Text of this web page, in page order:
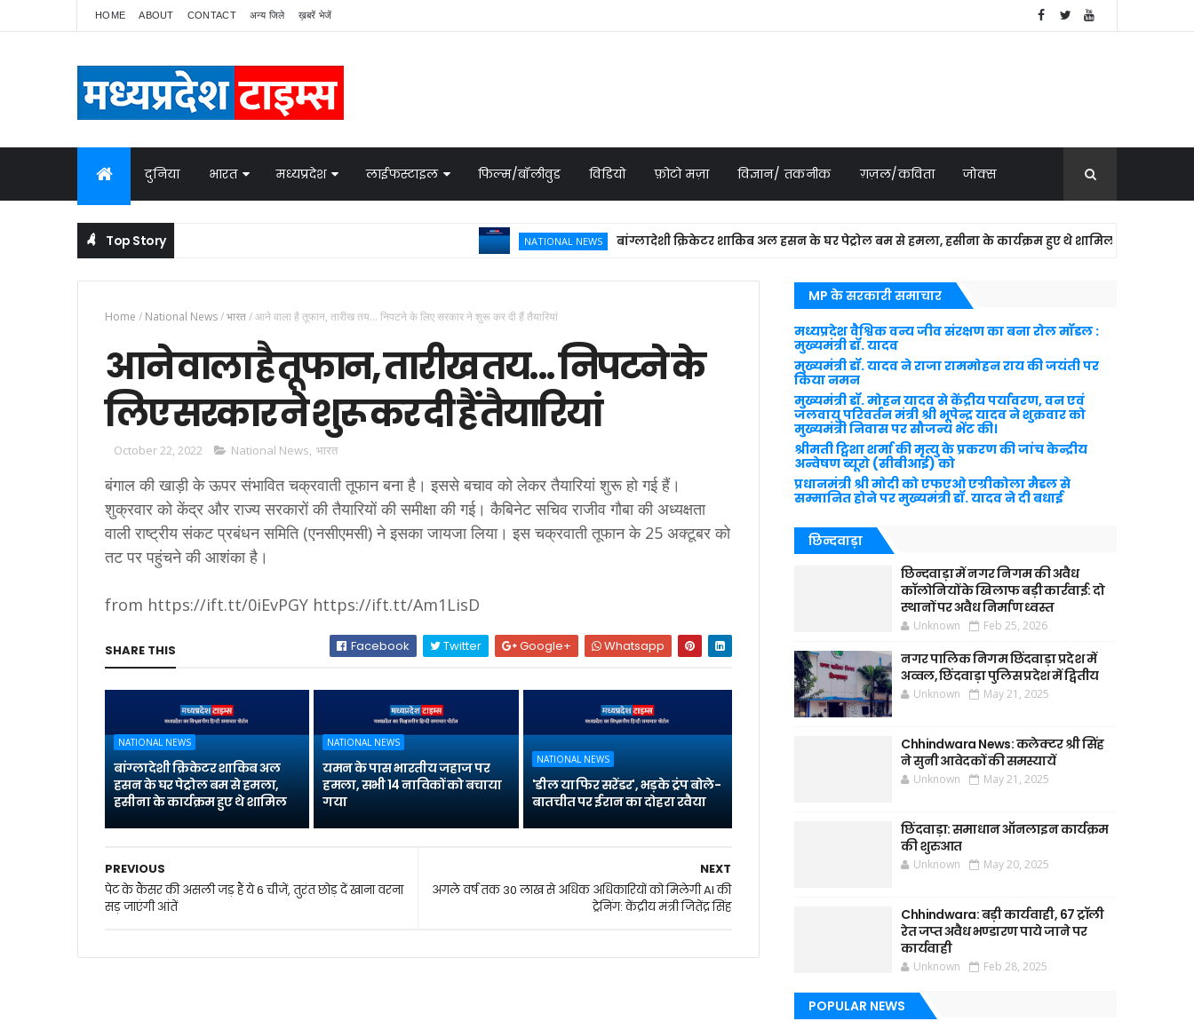
HOME ABOUT CONTACT अन्य जिले ख़बरें भेजें
दुनिया भारत मध्यप्रदेश लाईफस्टाइल फिल्म/बॉलीवुड विडियो फ़ोटो मज़ा विज्ञान/ तकनीक ग़ज़ल/कविता जोक्स
Top Story NATIONAL NEWS बांग्लादेशी क्रिकेटर शाकिब अल हसन के घर पेट्रोल बम से हमला, हसीना के कार्यक्रम हुए थे शामिल
Home / National News/भारत/आने वाला है तूफान, तारीख तय... निपटने के लिए सरकार ने शुरू कर दी हैं तैयारियां
आने वाला है तूफान, तारीख तय... निपटने के
लिए सरकार ने शुरू कर दी हैं तैयारियां
October 22, 2022 National News, भारत
बंगाल की खाड़ी के ऊपर संभावित चक्रवाती तूफान बना है। इससे बचाव को लेकर तैयारियां शुरू हो गई हैं।
शुक्रवार को केंद्र और राज्य सरकारों की तैयारियों की समीक्षा की गई। कैबिनेट सचिव राजीव गौबा की अध्यक्षता
वाली राष्ट्रीय संकट प्रबंधन समिति (एनसीएमसी) ने इसका जायजा लिया। इस चक्रवाती तूफान के 25 अक्टूबर को
तट पर पहुंचने की आशंका है।
from https://ift.tt/0iEvPGY https://ift.tt/Am1LisD
SHARE THIS Facebook Twitter Google+ Whatsapp
NATIONAL NEWS
बांग्लादेशी क्रिकेटर शाकिब अल
हसन के घर पेट्रोल बम से हमला,
हसीना के कार्यक्रम हुए थे शामिल
NATIONAL NEWS
यमन के पास भारतीय जहाज पर
हमला, सभी 14 नाविकों को बचाया
गया
NATIONAL NEWS
'डील या फिर सरेंडर', भड़के ट्रंप बोले-
बातचीत पर ईरान का दोहरा रवैया
NEXT
अगले वर्ष तक 30 लाख से अधिक अधिकारियों को मिलेगी AI की
ट्रेनिंग: केंद्रीय मंत्री जितेंद्र सिंह
PREVIOUS
पेट के कैंसर की असली जड़ हैं ये 6 चीजें, तुरंत छोड़ दें खाना वरना
सड़ जाएंगी आंतें
MP के सरकारी समाचार
मध्यप्रदेश वैश्विक वन्य जीव संरक्षण का बना रोल मॉडल :
मुख्यमंत्री डॉ. यादव
मुख्यमंत्री डॉ. यादव ने राजा राममोहन राय की जयंती पर
किया नमन
मुख्यमंत्री डॉ. मोहन यादव से केंद्रीय पर्यावरण, वन एवं
जलवायु परिवर्तन मंत्री श्री भूपेन्द्र यादव ने शुक्रवार को
मुख्यमंत्री निवास पर सौजन्य भेंट की।
श्रीमती ट्विशा शर्मा की मृत्यु के प्रकरण की जांच केन्द्रीय
अन्वेषण ब्यूरो (सीबीआई) को
प्रधानमंत्री श्री मोदी को एफएओ एग्रीकोला मैडल से
सम्मानित होने पर मुख्यमंत्री डॉ. यादव ने दी बधाई
छिन्दवाड़ा
छिन्दवाड़ा में नगर निगम की अवैध
कॉलोनियों के खिलाफ बड़ी कार्रवाई: दो
स्थानों पर अवैध निर्माण ध्वस्त
Unknown Feb 25, 2026
नगर पालिक निगम छिंदवाड़ा प्रदेश में
अव्वल, छिंदवाड़ा पुलिस प्रदेश में द्वितीय
Unknown May 21, 2025
Chhindwara News: कलेक्टर श्री सिंह
ने सुनी आवेदकों की समस्यायें
Unknown May 21, 2025
छिंदवाड़ा: समाधान ऑनलाइन कार्यक्रम
की शुरुआत
Unknown May 20, 2025
Chhindwara: बड़ी कार्यवाही, 67 ट्रॉली
रेत जप्त अवैध भण्डारण पाये जाने पर
कार्यवाही
Unknown Feb 28, 2025
POPULAR NEWS